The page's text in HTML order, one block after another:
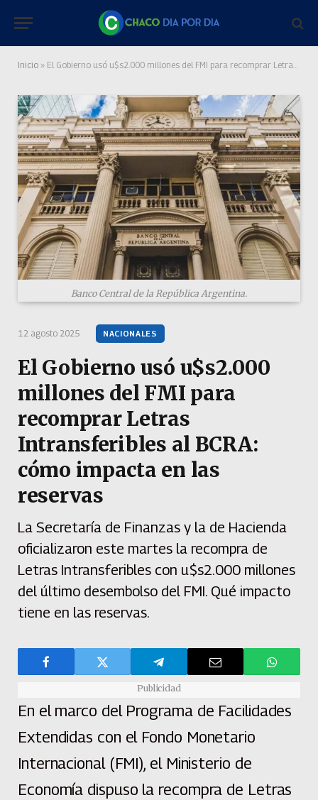
Inicio » El Gobierno usó u$s2.000 millones del FMI para recomprar Letras Intransferibles al BCRA: cómo impacta en las reservas
12 agosto 2025 NACIONALES
El Gobierno usó u$s2.000
millones del FMI para
recomprar Letras
Intransferibles al BCRA:
cómo impacta en las
reservas
La Secretaría de Finanzas y la de Hacienda
oficializaron este martes la recompra de
Letras Intransferibles con u$s2.000 millones
del último desembolso del FMI. Qué impacto
tiene en las reservas.
Banco Central de la República Argentina.
Publicidad
En el marco del Programa de Facilidades
Extendidas con el Fondo Monetario
Internacional (FMI), el Ministerio de
Economía dispuso la recompra de Letras